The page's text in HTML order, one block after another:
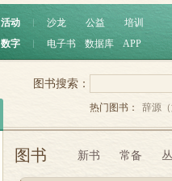
活动 沙龙 公益
培训
数字
电子书 数据库 APP
图书搜索：
热门图书： 辞源（
图书 新书 常备